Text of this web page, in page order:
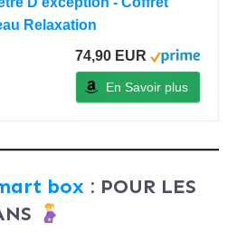
Relaxation
74,90 EUR
En Savoir plus
box : POUR LES